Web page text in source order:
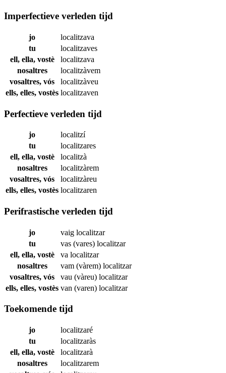
Imperfectieve verleden tijd
jo
localitzava
tu
localitzaves
ell, ella, vostè
localitzava
nosaltres
localitzàvem
vosaltres, vós
localitzàveu
ells, elles, vostès localitzaven
Perfectieve verleden tijd
jo
localitzí
tu
localitzares
ell, ella, vostè
localitzà
nosaltres
localitzàrem
vosaltres, vós
localitzàreu
ells, elles, vostès localitzaren
Perifrastische verleden tijd
jo vaig localitzar
tu
vas (vares) localitzar
ell, ella, vostè
va localitzar
nosaltres
vam (vàrem) localitzar
vosaltres, vós
vau (vàreu) localitzar
ells, elles, vostès van (varen) localitzar
Toekomende tijd
jo
localitzaré
tu
localitzaràs
ell, ella, vostè
localitzarà
nosaltres
localitzarem